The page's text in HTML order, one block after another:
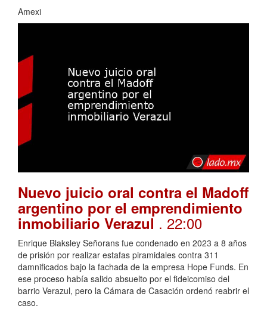
Amexi
Nuevo juicio oral contra el Madoff
argentino por el emprendimiento
inmobiliario Verazul . 22:00
Enrique Blaksley Señorans fue condenado en 2023 a 8 años
de prisión por realizar estafas piramidales contra 311
damnificados bajo la fachada de la empresa Hope Funds. En
ese proceso había salido absuelto por el fideicomiso del
barrio Verazul, pero la Cámara de Casación ordenó reabrir el
caso.